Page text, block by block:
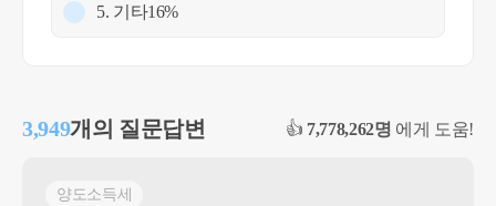
5. 기타16%
3,949개의 질문답변 👍 7,778,262명 에게 도움!
양도소득세